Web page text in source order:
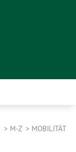
M-Z MOBILITÄT